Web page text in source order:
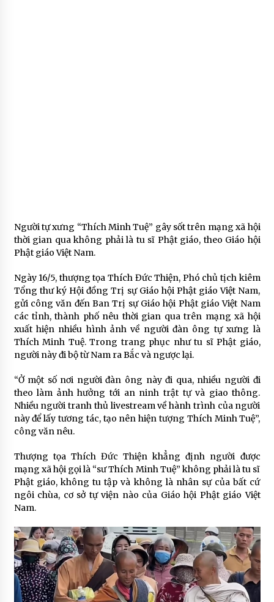
Người tự xưng “Thích Minh Tuệ” gây sốt trên mạng xã hội
thời gian qua không phải là tu sĩ Phật giáo, theo Giáo hội
Phật giáo Việt Nam.
Ngày 16/5, thượng tọa Thích Đức Thiện, Phó chủ tịch kiêm
Tổng thư ký Hội đồng Trị sự Giáo hội Phật giáo Việt Nam,
gửi công văn đến Ban Trị sự Giáo hội Phật giáo Việt Nam
các tỉnh, thành phố nêu thời gian qua trên mạng xã hội
xuất hiện nhiều hình ảnh về người đàn ông tự xưng là
Thích Minh Tuệ. Trong trang phục như tu sĩ Phật giáo,
người này đi bộ từ Nam ra Bắc và ngược lại.
“Ở một số nơi người đàn ông này đi qua, nhiều người đi
theo làm ảnh hưởng tới an ninh trật tự và giao thông.
Nhiều người tranh thủ livestream về hành trình của người
này để lấy tương tác, tạo nên hiện tượng Thích Minh Tuệ”,
công văn nêu.
Thượng tọa Thích Đức Thiện khẳng định người được
mạng xã hội gọi là “sư Thích Minh Tuệ” không phải là tu sĩ
Phật giáo, không tu tập và không là nhân sự của bất cứ
ngôi chùa, cơ sở tự viện nào của Giáo hội Phật giáo Việt
Nam.